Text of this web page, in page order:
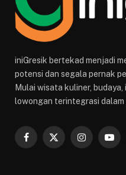
iniGresik bertekad menjadi
potensi dan segala pernak
Mulai wisata kuliner,
lowongan terintegrasi dalam
Facebook
X
Instagram